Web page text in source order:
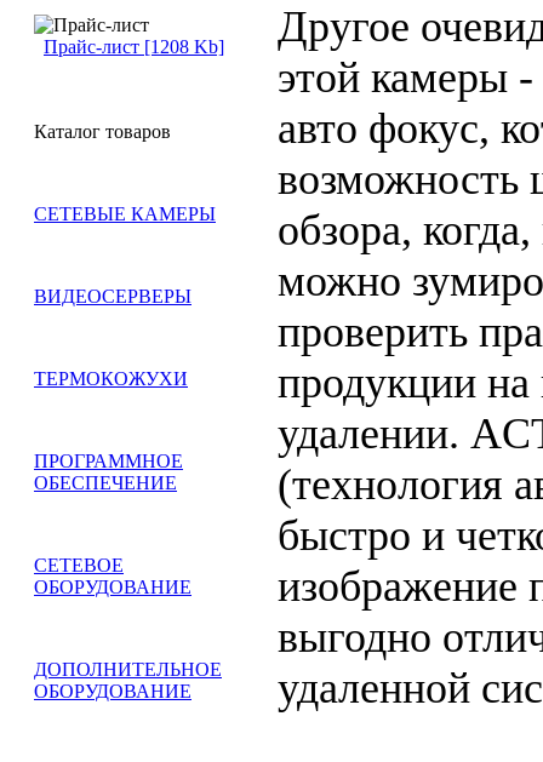
Прайс-лист [1208 Kb]
Каталог товаров
СЕТЕВЫЕ КАМЕРЫ
ВИДЕОСЕРВЕРЫ
ТЕРМОКОЖУХИ
ПРОГРАММНОЕ
ОБЕСПЕЧЕНИЕ
СЕТЕВОЕ
ОБОРУДОВАНИЕ
ДОПОЛНИТЕЛЬНОЕ
ОБОРУДОВАНИЕ
Другое
этой камеры
авто фокус,
возможность
обзора,
можно
проверить
продукции
удалении.
(технология
быстро и
изображение
выгодно
удаленной